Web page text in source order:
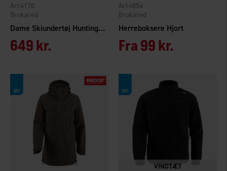
Dame Skiundertøj Hunting Merinould
Brokared
4170
649 kr.
Herreboksere Hjort
Brokared
4854
Fra99 kr.